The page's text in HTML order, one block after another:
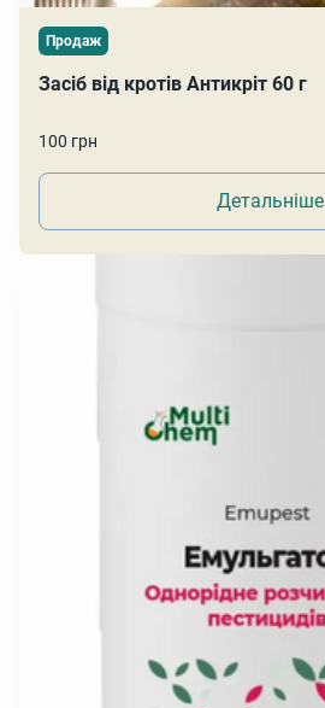
Продаж
Засіб від кротів Антикріт 60 г
100 грн
Детальніше